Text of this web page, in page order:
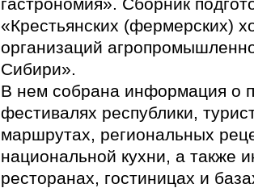
«Крестьянских (фермерских)
организаций
Сибири».
В нем собрана информация о
фестивалях республики,
маршрутах, региональных
национальной кухни, а также
ресторанах, гостиницах и